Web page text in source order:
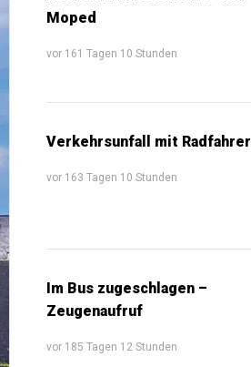
Moped
vor 161 Tagen 10 Stunden
Verkehrsunfall mit Radfahrer
vor 163 Tagen 10 Stunden
Im Bus zugeschlagen –
Zeugenaufruf
vor 185 Tagen 12 Stunden